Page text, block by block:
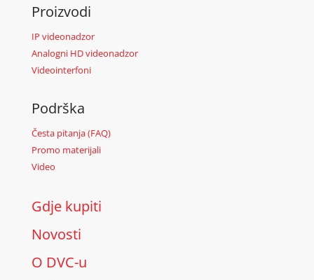
Proizvodi
IP videonadzor
Analogni HD videonadzor
Videointerfoni
Podrška
Česta pitanja (FAQ)
Promo materijali
Video
Gdje kupiti
Novosti
O DVC-u